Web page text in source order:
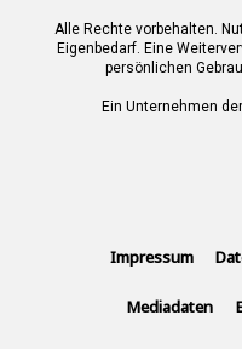
Alle Rechte vorbehalten.
Eigenbedarf. Eine
persönlichen
Ein Unternehmen der
Impressum
Mediadaten